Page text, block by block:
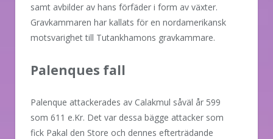
samt avbilder av hans förfäder i form av växter.
Gravkammaren har kallats för en nordamerikansk
motsvarighet till Tutankhamons gravkammare.
Palenques fall
Palenque attackerades av Calakmul såväl år 599
som 611 e.Kr. Det var dessa bägge attacker som
fick Pakal den Store och dennes efterträdande